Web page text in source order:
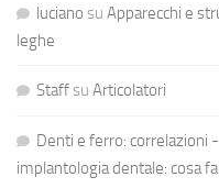
luciano su Apparecchi e
leghe
Staffsu Articolatori
Denti e ferro: correlazioni
implantologia dentale: cosa